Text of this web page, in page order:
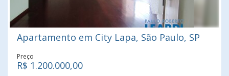
contato para agendar uma visita e conhecer de perto tudo
o que este apartamento pode oferecer.
Apartamento em City Lapa, São Paulo, SP
Preço
R$ 1.200.000,00